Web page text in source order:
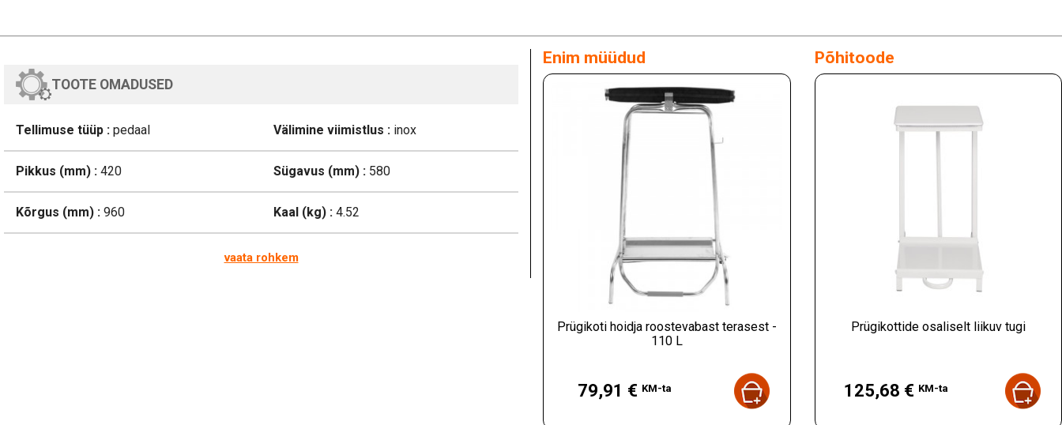
TOOTE OMADUSED
Tellimuse tüüp : pedaal Välimine viimistlus :inox
Pikkus (mm) : 420 Sügavus (mm) :580
Kõrgus (mm) : 960 Kaal (kg) :4.52
vaata rohkem
Enim müüdud
Prügikoti hoidja roostevabast terasest -
110 L
79,91 € KM-ta
Põhitoode
Prügikottide osaliselt liikuv tugi
125,68 € KM-ta